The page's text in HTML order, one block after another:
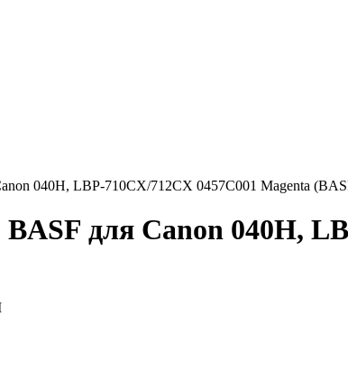
040H, LBP-710CX/712CX 0457C001 Magenta
для Canon 040H,